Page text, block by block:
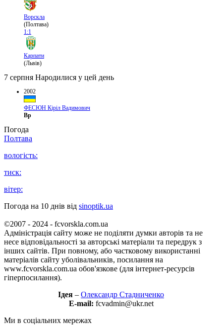
Ворскла
(Полтава)
1:1
Карпати
(Львів)
7 серпня Народилися у цей день
2002
ФЕСЮН Кіріл Вадимович
Вр
Погода
Полтава
вологість:
тиск:
вітер:
Погода на 10 днів від sinoptik.ua
©2007 - 2024 - fcvorskla.com.ua
Адміністрація сайту може не поділяти думки авторів та не
несе відповідальності за авторські матеріали та передрук з
інших сайтів. При повному, або частковому використанні
матеріалів сайту уболівальників, посилання на
www.fcvorskla.com.ua обов'язкове (для інтернет-ресурсів
гіперпосилання).
Ідея – Олександр Стадниченко
E-mail: fcvadmin@ukr.net
Ми в соціальних мережах